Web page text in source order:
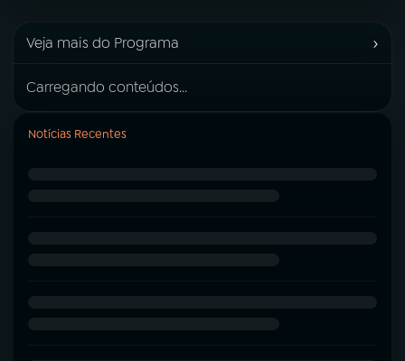
Veja mais do Programa ›
Carregando conteúdos...
Notícias Recentes